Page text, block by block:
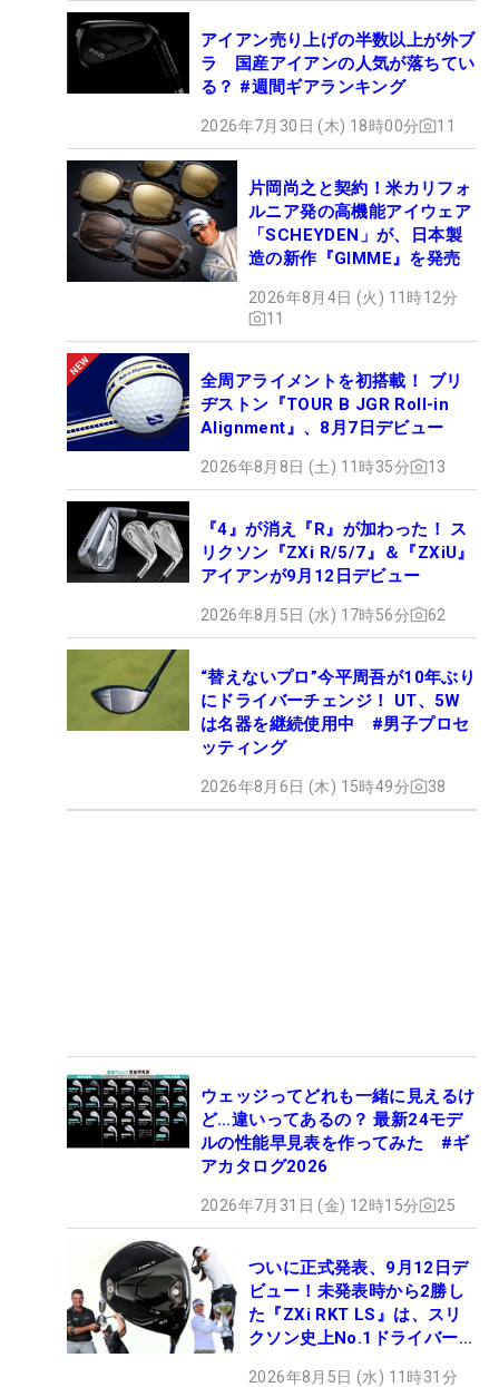
アイアン売り上げの半数以上が外ブ
ラ 国産アイアンの人気が落ちてい
る？ #週間ギアランキング
2026年7月30日 (木) 18時00分 11
片岡尚之と契約！米カリフォ
ルニア発の高機能アイウェア
「SCHEYDEN」が、日本製
造の新作『GIMME』を発売
2026年8月4日 (火) 11時12分
11
全周アライメントを初搭載！ ブリ
ヂストン『TOUR B JGR Roll-in
Alignment』、8月7日デビュー
2026年8月8日 (土) 11時35分 13
『4』が消え『R』が加わった！ ス
リクソン『ZXi R/5/7』＆『ZXiU』
アイアンが9月12日デビュー
2026年8月5日 (水) 17時56分 62
“替えないプロ”今平周吾が10年ぶり
にドライバーチェンジ！ UT、5W
は名器を継続使用中 #男子プロセ
ッティング
2026年8月6日 (木) 15時49分 38
ウェッジってどれも一緒に見えるけ
ど…違いってあるの？ 最新24モデ
ルの性能早見表を作ってみた #ギ
アカタログ2026
2026年7月31日 (金) 12時15分 25
ついに正式発表、9月12日デ
ビュー！未発表時から2勝し
た『ZXi RKT LS』は、スリ
クソン史上No.1ドライバー!?
2026年8月5日 (水) 11時31分